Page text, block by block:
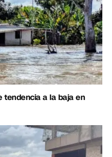
tendencia a la baja en